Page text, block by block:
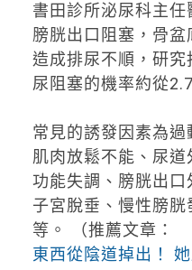
書田診所泌尿科主
膀胱出口阻塞，骨
造成排尿不順，研
尿阻塞的機率約從
常見的誘發因素為
肌肉放鬆不能、尿
功能失調、膀胱出口
子宮脫垂、慢性膀
等。 （推薦文章：
東西從陰道掉出！